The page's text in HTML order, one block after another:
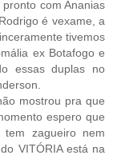
com Ananias
é vexame, a
tivemos
ex Botafogo e
essas duplas no
mostrou pra que
espero que
zagueiro nem
VITÓRIA está na